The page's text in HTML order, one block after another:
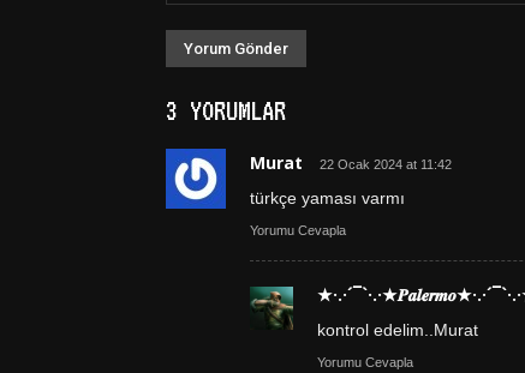
3 YORUMLAR
Murat 22 Ocak 2024 at 11:42
türkçe yaması varmı
Yorumu Cevapla
kontrol edelim..Murat
Yorumu Cevapla